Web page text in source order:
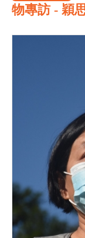
物專訪 - 穎